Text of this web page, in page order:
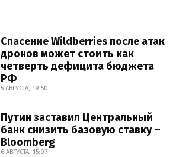
Спасение Wildberries после атак
дронов может стоить как
четверть дефицита бюджета
РФ
5 АВГУСТА, 19:50
Путин заставил Центральный
банк снизить базовую ставку –
Bloomberg
6 АВГУСТА, 15:07